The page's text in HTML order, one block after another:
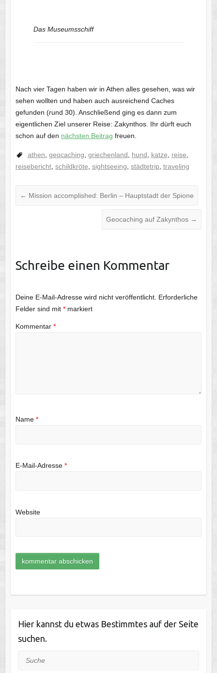
Das Museumsschiff
Nach vier Tagen haben wir in Athen alles gesehen, was wir
sehen wollten und haben auch ausreichend Caches
gefunden (rund 30). Anschließend ging es dann zum
eigentlichen Ziel unserer Reise: Zakynthos. Ihr dürft euch
schon auf den nächsten Beitrag freuen.
athen geocaching griechenland hund katze reise
reisebericht, schildkröte sightseeing städtetrip traveling
← Mission accomplished: Berlin – Hauptstadt der Spione
Geocaching auf Zakynthos →
Schreibe einen Kommentar
Deine E-Mail-Adresse wird nicht veröffentlicht. Erforderliche
Felder sind mit *markiert
Kommentar *
Name *
E-Mail-Adresse *
Website
Hier kannst du etwas Bestimmtes auf der Seite
suchen.
Suche